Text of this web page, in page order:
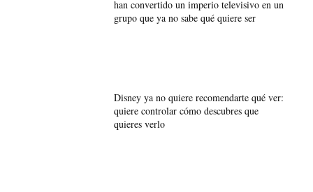
han convertido un imperio televisivo en un
grupo que ya no sabe qué quiere ser
Disney ya no quiere recomendarte qué ver:
quiere controlar cómo descubres que
quieres verlo